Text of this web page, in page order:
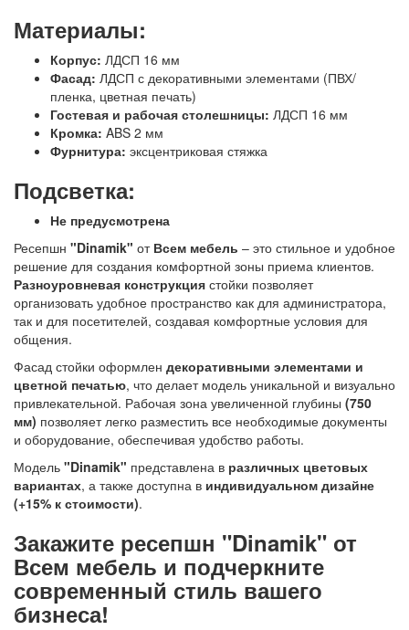
Материалы:
Корпус: ЛДСП 16 мм
Фасад: ЛДСП с декоративными элементами (ПВХ/
пленка, цветная печать)
Гостевая и рабочая столешницы: ЛДСП 16 мм
Кромка: ABS 2 мм
Фурнитура: эксцентриковая стяжка
Подсветка:
Не предусмотрена
Ресепшн "Dinamik" от Всем мебель – это стильное и удобное
решение для создания комфортной зоны приема клиентов.
Разноуровневая конструкция стойки позволяет
организовать удобное пространство как для администратора,
так и для посетителей, создавая комфортные условия для
общения.
Фасад стойки оформлен декоративными элементами и
цветной печатью, что делает модель уникальной и визуально
привлекательной. Рабочая зона увеличенной глубины (750
мм) позволяет легко разместить все необходимые документы
и оборудование, обеспечивая удобство работы.
Модель "Dinamik" представлена в различных цветовых
вариантах, а также доступна в индивидуальном дизайне
(+15% к стоимости).
Закажите ресепшн "Dinamik" от
Всем мебель и подчеркните
современный стиль вашего
бизнеса!